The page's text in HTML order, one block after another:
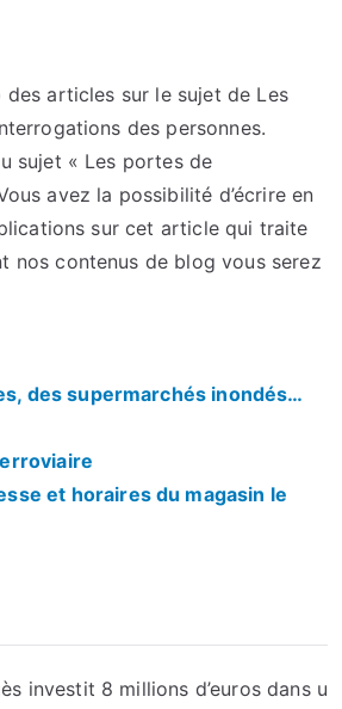
articles sur le sujet de Les
des personnes.
sujet « Les portes de
avez la possibilité d’écrire en
sur cet article qui traite
nos contenus de blog vous serez
des supermarchés inondés…
et horaires du magasin le
investit 8 millions d’euros dans u